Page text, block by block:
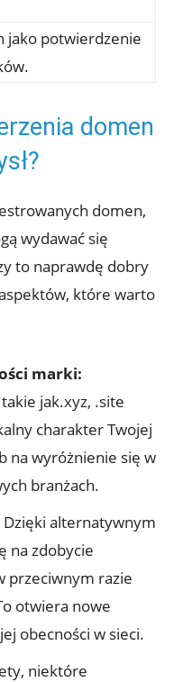
jako potwierdzenie
domen
domen,
wydawać się
to naprawdę dobry
które warto
marki:
jak.xyz, .site
charakter Twojej
na wyróżnienie się w
branżach.
Dzięki alternatywnym
na zdobycie
przeciwnym razie
otwiera nowe
obecności w sieci.
niektóre